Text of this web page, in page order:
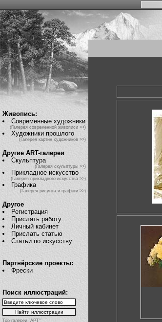
Живопись:
Современные художники
(Галерея современной живописи >>)
Художники прошлого
(Галерея картин художников >>)
Другие ART-галереи
Скульптура
(Галерея скульптуры >>)
Прикладное искусство
(Галерея прикладного искусства >>)
Графика
(Галерея рисунка и графики >>)
Другое
Регистрация
Прислать работу
Личный кабинет
Прислать статью
Статьи по искусству
Партнёрские проекты:
Фрески
Поиск иллюстраций:
Top галереи "АРТ"